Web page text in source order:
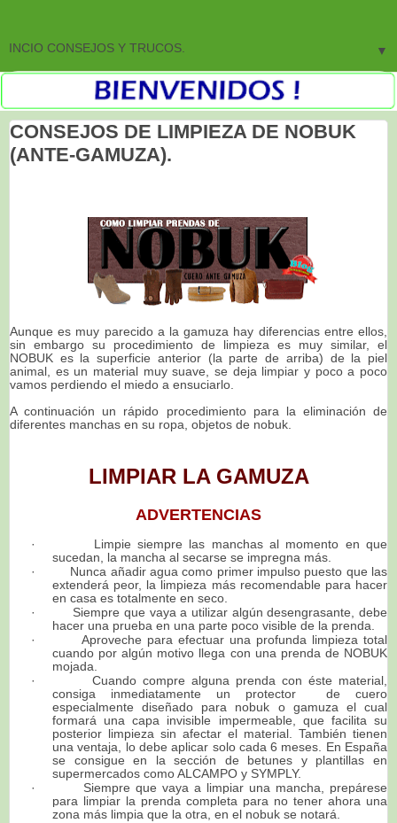
▼
CONSEJOS DE LIMPIEZA DE NOBUK
(ANTE-GAMUZA).
Aunque es muy parecido a la gamuza hay diferencias entre ellos,
sin embargo su procedimiento de limpieza es muy similar, el
NOBUK es la superficie anterior (la parte de arriba) de la piel
animal, es un material muy suave, se deja limpiar y poco a poco
vamos perdiendo el miedo a ensuciarlo.
A continuación un rápido procedimiento para la eliminación de
diferentes manchas en su ropa, objetos de nobuk.
LIMPIAR LA GAMUZA
ADVERTENCIAS
·
Limpie siempre las manchas al momento en que
sucedan, la mancha al secarse se impregna más.
·
Nunca añadir agua como primer impulso puesto que las
extenderá peor, la limpieza más recomendable para hacer
en casa es totalmente en seco.
·
Siempre que vaya a utilizar algún desengrasante, debe
hacer una prueba en una parte poco visible de la prenda.
·
Aproveche para efectuar una profunda limpieza total
cuando por algún motivo llega con una prenda de NOBUK
mojada.
·
Cuando compre alguna prenda con éste material,
consiga inmediatamente un protector de cuero
especialmente diseñado para nobuk o gamuza el cual
formará una capa invisible impermeable, que facilita su
posterior limpieza sin afectar el material. También tienen
una ventaja, lo debe aplicar solo cada 6 meses. En España
se consigue en la sección de betunes y plantillas en
supermercados como ALCAMPO y SYMPLY.
·
Siempre que vaya a limpiar una mancha, prepárese
para limpiar la prenda completa para no tener ahora una
zona más limpia que la otra, en el nobuk se notará.